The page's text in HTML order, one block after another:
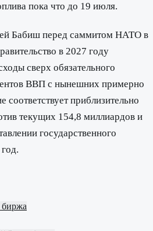
пока что до 19 июля.
Бабиш перед саммитом НАТО в
в 2027 году
сверх обязательного
ВВП с нынешних примерно
соответствует приблизительно
текущих 154,8 миллиардов и
государственного
биржа